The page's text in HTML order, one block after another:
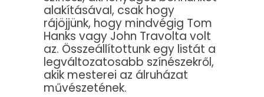
alakításával, csak hogy
rájöjjünk, hogy mindvégig Tom
Hanks vagy John Travolta volt
az. Összeállítottunk egy listát a
legváltozatosabb színészekről,
akik mesterei az álruházat
művészetének.